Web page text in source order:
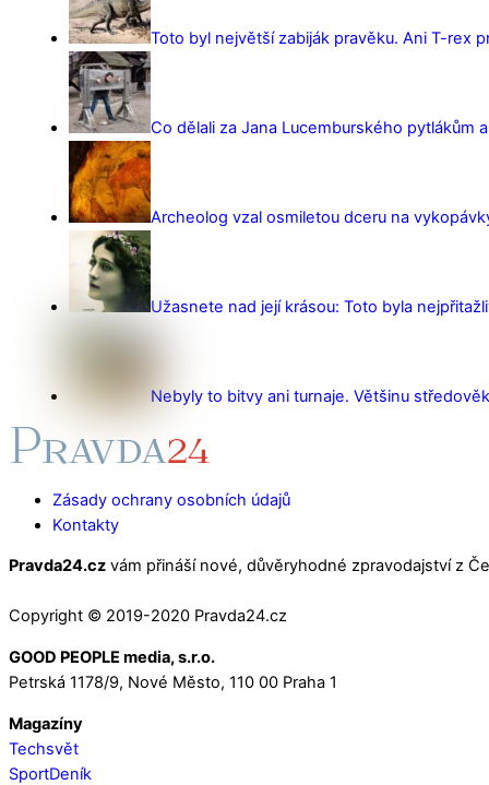
Toto byl největší zabiják pravěku. Ani T-rex
Co dělali za Jana Lucemburského pytlákům
Archeolog vzal osmiletou dceru na
Užasnete nad její krásou: Toto byla
Nebyly to bitvy ani turnaje. Většinu
Zásady ochrany osobních údajů
Kontakty
Pravda24.cz vám přináší nové, důvěryhodné zpravodajství z
Copyright © 2019-2020 Pravda24.cz
GOOD PEOPLE media, s.r.o.
Petrská 1178/9, Nové Město, 110 00 Praha 1
Magazíny
Techsvět
SportDeník